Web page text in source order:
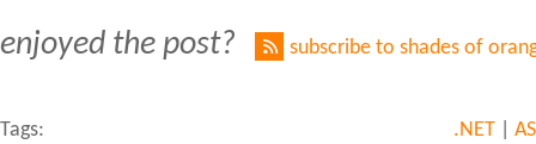
enjoyed the post? subscribe to shades of
Tags: .NET |